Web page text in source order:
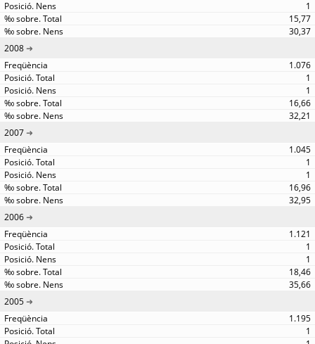
1
15,77
30,37
2008
1.076
1
1
16,66
32,21
2007
1.045
1
1
16,96
32,95
2006
1.121
1
1
18,46
35,66
2005
1.195
1